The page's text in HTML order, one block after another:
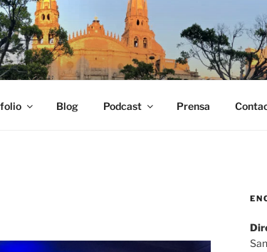
locutor y productor audiovisual Carlos Escobar
Blog Podcast Prensa